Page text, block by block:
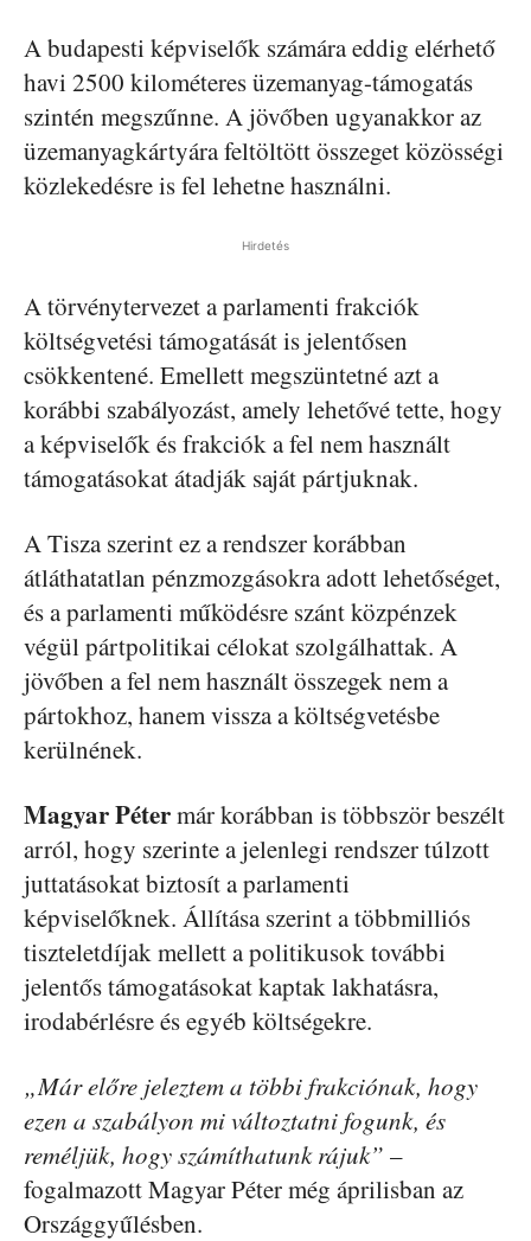
A budapesti képviselők számára eddig elérhető
havi 2500 kilométeres üzemanyag-támogatás
szintén megszűnne. A jövőben ugyanakkor az
üzemanyagkártyára feltöltött összeget közösségi
közlekedésre is fel lehetne használni.
Hirdetés
A törvénytervezet a parlamenti frakciók
költségvetési támogatását is jelentősen
csökkentené. Emellett megszüntetné azt a
korábbi szabályozást, amely lehetővé tette, hogy
a képviselők és frakciók a fel nem használt
támogatásokat átadják saját pártjuknak.
A Tisza szerint ez a rendszer korábban
átláthatatlan pénzmozgásokra adott lehetőséget,
és a parlamenti működésre szánt közpénzek
végül pártpolitikai célokat szolgálhattak. A
jövőben a fel nem használt összegek nem a
pártokhoz, hanem vissza a költségvetésbe
kerülnének.
Magyar Pétermár korábban is többször beszélt
arról, hogy szerinte a jelenlegi rendszer túlzott
juttatásokat biztosít a parlamenti
képviselőknek. Állítása szerint a többmilliós
tiszteletdíjak mellett a politikusok további
jelentős támogatásokat kaptak lakhatásra,
irodabérlésre és egyéb költségekre.
„Már előre jeleztem a többi frakciónak, hogy
ezen a szabályon mi változtatni fogunk, és
reméljük, hogy számíthatunk rájuk” –
fogalmazott Magyar Péter még áprilisban az
Országgyűlésben.